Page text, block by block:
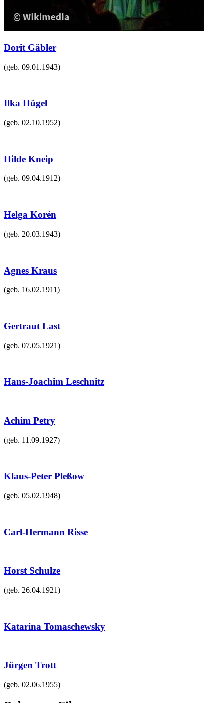
Dorit Gäbler
(geb. 09.01.1943)
Ilka Hügel
(geb. 02.10.1952)
Hilde Kneip
(geb. 09.04.1912)
Helga Korén
(geb. 20.03.1943)
Agnes Kraus
(geb. 16.02.1911)
Gertraut Last
(geb. 07.05.1921)
Hans-Joachim Leschnitz
Achim Petry
(geb. 11.09.1927)
Klaus-Peter Pleßow
(geb. 05.02.1948)
Carl-Hermann Risse
Horst Schulze
(geb. 26.04.1921)
Katarina Tomaschewsky
Jürgen Trott
(geb. 02.06.1955)